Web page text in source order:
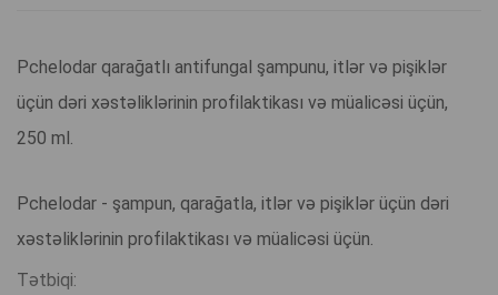
Pchelodar qarağatlı antifungal şampunu, itlər və pişiklər
üçün dəri xəstəliklərinin profilaktikası və müalicəsi üçün,
250 ml.
Pchelodar - şampun, qarağatla, itlər və pişiklər üçün dəri
xəstəliklərinin profilaktikası və müalicəsi üçün.
Tətbiqi: